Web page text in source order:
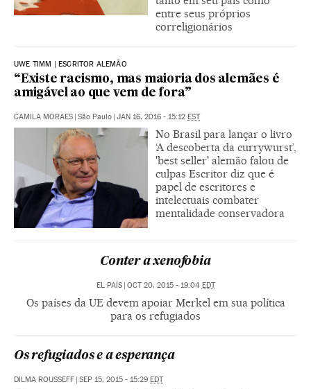
entre seus próprios
correligionários
UWE TIMM | ESCRITOR ALEMÃO
“Existe racismo, mas maioria dos alemães é
amigável ao que vem de fora”
CAMILA MORAES | São Paulo | JAN 16, 2016 - 15:12 EST
No Brasil para lançar o livro
‘A descoberta da currywurst’,
'best seller' alemão falou de
culpas Escritor diz que é
papel de escritores e
intelectuais combater
mentalidade conservadora
Conter a xenofobia
EL PAÍS | OCT 20, 2015 - 19:04 EDT
Os países da UE devem apoiar Merkel em sua política
para os refugiados
Os refugiados e a esperança
DILMA ROUSSEFF | SEP 15, 2015 - 15:29 EDT